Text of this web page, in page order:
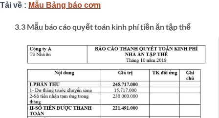
Tải về : Mẫu Bảng báo cơm
3.3 Mẫu báo cáo quyết toán kinh phí tiền ăn tập thể